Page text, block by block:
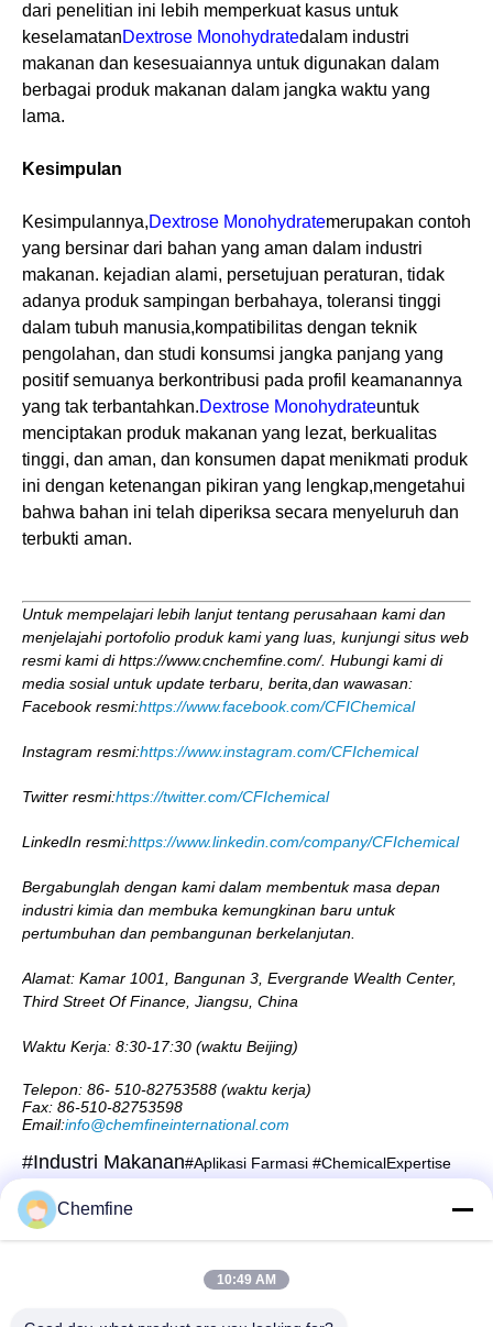
dari penelitian ini lebih memperkuat kasus untuk
keselamatanDextrose Monohydratedalam industri
makanan dan kesesuaiannya untuk digunakan dalam
berbagai produk makanan dalam jangka waktu yang
lama.
Kesimpulan
Kesimpulannya,Dextrose Monohydratemerupakan contoh
yang bersinar dari bahan yang aman dalam industri
makanan. kejadian alami, persetujuan peraturan, tidak
adanya produk sampingan berbahaya, toleransi tinggi
dalam tubuh manusia,kompatibilitas dengan teknik
pengolahan, dan studi konsumsi jangka panjang yang
positif semuanya berkontribusi pada profil keamanannya
yang tak terbantahkan.Dextrose Monohydrateuntuk
menciptakan produk makanan yang lezat, berkualitas
tinggi, dan aman, dan konsumen dapat menikmati produk
ini dengan ketenangan pikiran yang lengkap,mengetahui
bahwa bahan ini telah diperiksa secara menyeluruh dan
terbukti aman.
Untuk mempelajari lebih lanjut tentang perusahaan kami dan
menjelajahi portofolio produk kami yang luas, kunjungi situs web
resmi kami di https://www.cnchemfine.com/. Hubungi kami di
media sosial untuk update terbaru, berita,dan wawasan:
Facebook resmi:https://www.facebook.com/CFIChemical
Instagram resmi:https://www.instagram.com/CFIchemical
Twitter resmi:https://twitter.com/CFIchemical
LinkedIn resmi:https://www.linkedin.com/company/CFIchemical
Bergabunglah dengan kami dalam membentuk masa depan
industri kimia dan membuka kemungkinan baru untuk
pertumbuhan dan pembangunan berkelanjutan.
Alamat: Kamar 1001, Bangunan 3, Evergrande Wealth Center,
Third Street Of Finance, Jiangsu, China
Waktu Kerja: 8:30-17:30 (waktu Beijing)
Telepon: 86- 510-82753588 (waktu kerja)
Fax: 86-510-82753598
Email:info@chemfineinternational.com
#Industri Makanan#Aplikasi Farmasi #ChemicalExpertise
Chemfine
10:49 AM